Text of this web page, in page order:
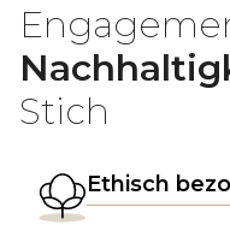
Stich
Ethisch